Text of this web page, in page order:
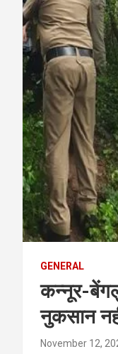
GENERAL
कन्नूर-
नुकसान
November 12,